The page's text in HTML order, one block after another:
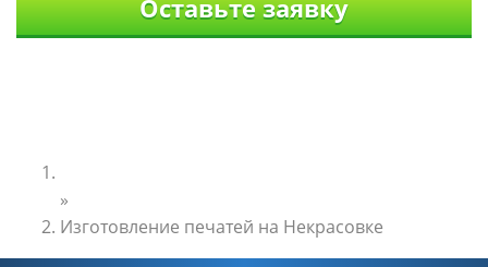
»
Изготовление печатей на Некрасовке